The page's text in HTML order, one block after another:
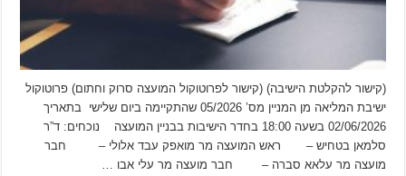
(קישור להקלטת הישיבה) (קישור לפרוטוקול המועצה סרוק וחתום) פרוטוקול
ישיבת המליאה מן המניין מס’ 05/2026 שהתקיימה ביום שלישי בתאריך
02/06/2026 בשעה 18:00 בחדר הישיבות בבניין המועצה נוכחים: ד”ר
סלמאן בטחיש – ראש המועצה מר מואפק עבד אלולי – חבר
מועצה מר עלאא סברה – חבר מועצה מר עלי אבו …